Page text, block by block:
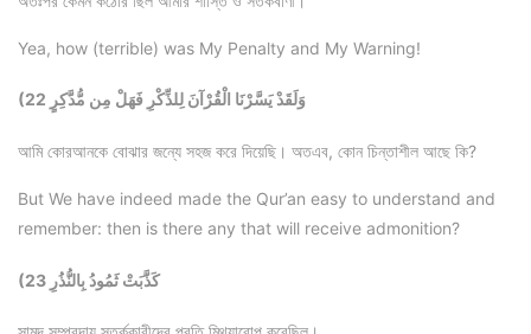
Yea, how (terrible) was My Penalty and My Warning!
(22 وَلَقَدْ يَسَّرْنَا الْقُرْآنَ لِلذِّكْرِ فَهَلْ مِن مُّدَّكِرٍ
আমি কোরআনকে বোঝার জন্যে সহজ করে দিয়েছি। অতএব, কোন চিন্তাশীল আছে কি?
But We have indeed made the Qur’an easy to understand and
remember: then is there any that will receive admonition?
(23 كَذَّبَتْ ثَمُودُ بِالنُّذُرِ